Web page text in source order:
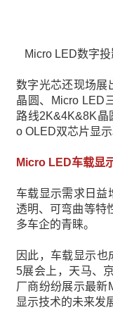
Micro LED数字
数字光芯还现场展
晶圆、Micro LED
路线2K&4K&8K晶
o OLED双芯片显
Micro LED车载显
车载显示需求日益
透明、可弯曲等特
多车企的青睐。
因此，车载显示也
5展会上，天马、
厂商纷纷展示最新
显示技术的未来发